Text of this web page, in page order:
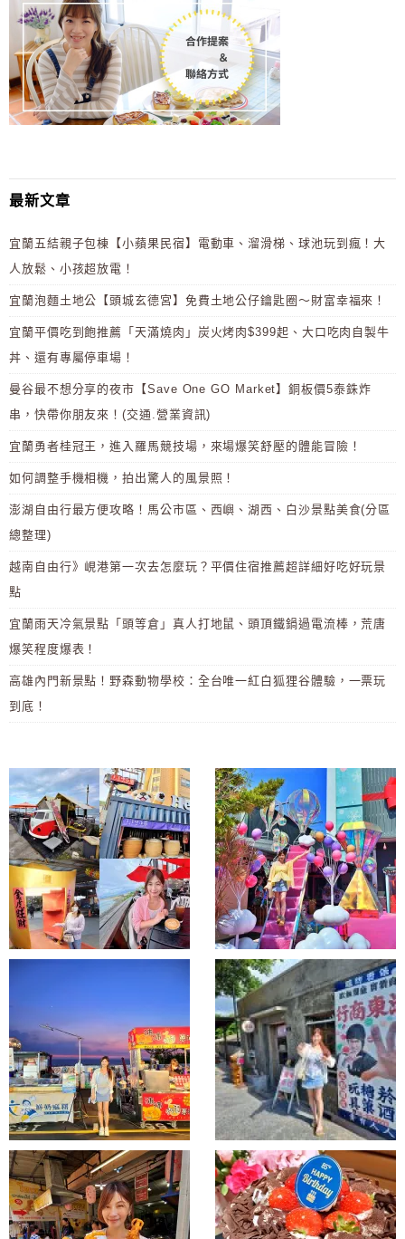
最新文章
宜蘭五結親子包棟【小蘋果民宿】電動車、溜滑梯、球池玩到瘋！大
人放鬆、小孩超放電！
宜蘭泡麵土地公【頭城玄德宮】免費土地公仔鑰匙圈～財富幸福來！
宜蘭平價吃到飽推薦「天滿燒肉」炭火烤肉$399起、大口吃肉自製牛
丼、還有專屬停車場！
曼谷最不想分享的夜市【Save One GO Market】銅板價5泰銖炸
串，快帶你朋友來！(交通.營業資訊)
宜蘭勇者桂冠王，進入羅馬競技場，來場爆笑舒壓的體能冒險！
如何調整手機相機，拍出驚人的風景照！
澎湖自由行最方便攻略！馬公市區、西嶼、湖西、白沙景點美食(分區
總整理)
越南自由行》峴港第一次去怎麼玩？平價住宿推薦超詳細好吃好玩景
點
宜蘭雨天冷氣景點「頭等倉」真人打地鼠、頭頂鐵鍋過電流棒，荒唐
爆笑程度爆表！
高雄內門新景點！野森動物學校：全台唯一紅白狐狸谷體驗，一票玩
到底！